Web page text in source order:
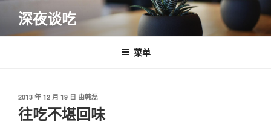
内
深夜谈吃
菜单
发
布
于
2013 年 12 月 19 日 由韩磊
往吃不堪回味